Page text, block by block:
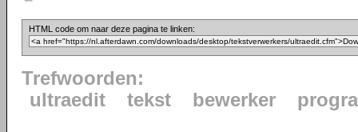
HTML code om naar deze pagina te linken:
Trefwoorden:
ultraedit
tekst bewerker